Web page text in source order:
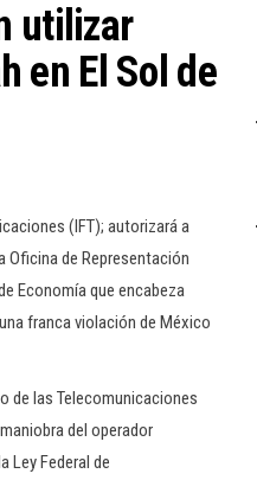
utilizar
en El Sol de
(IFT); autorizará a
Oficina de Representación
Economía que encabeza
franca violación de México
de las Telecomunicaciones
del operador
Ley Federal de